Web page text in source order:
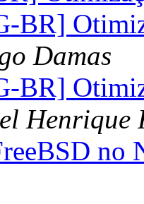
BR]
Damas
BR]
Henrique
no